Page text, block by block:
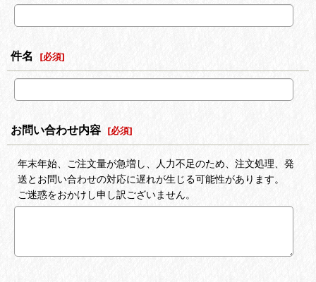
件名 [必須]
お問い合わせ内容 [必須]
年末年始、ご注文量が急増し、人力不足のため、注文処理、発
送とお問い合わせの対応に遅れが生じる可能性があります。
ご迷惑をおかけし申し訳ございません。